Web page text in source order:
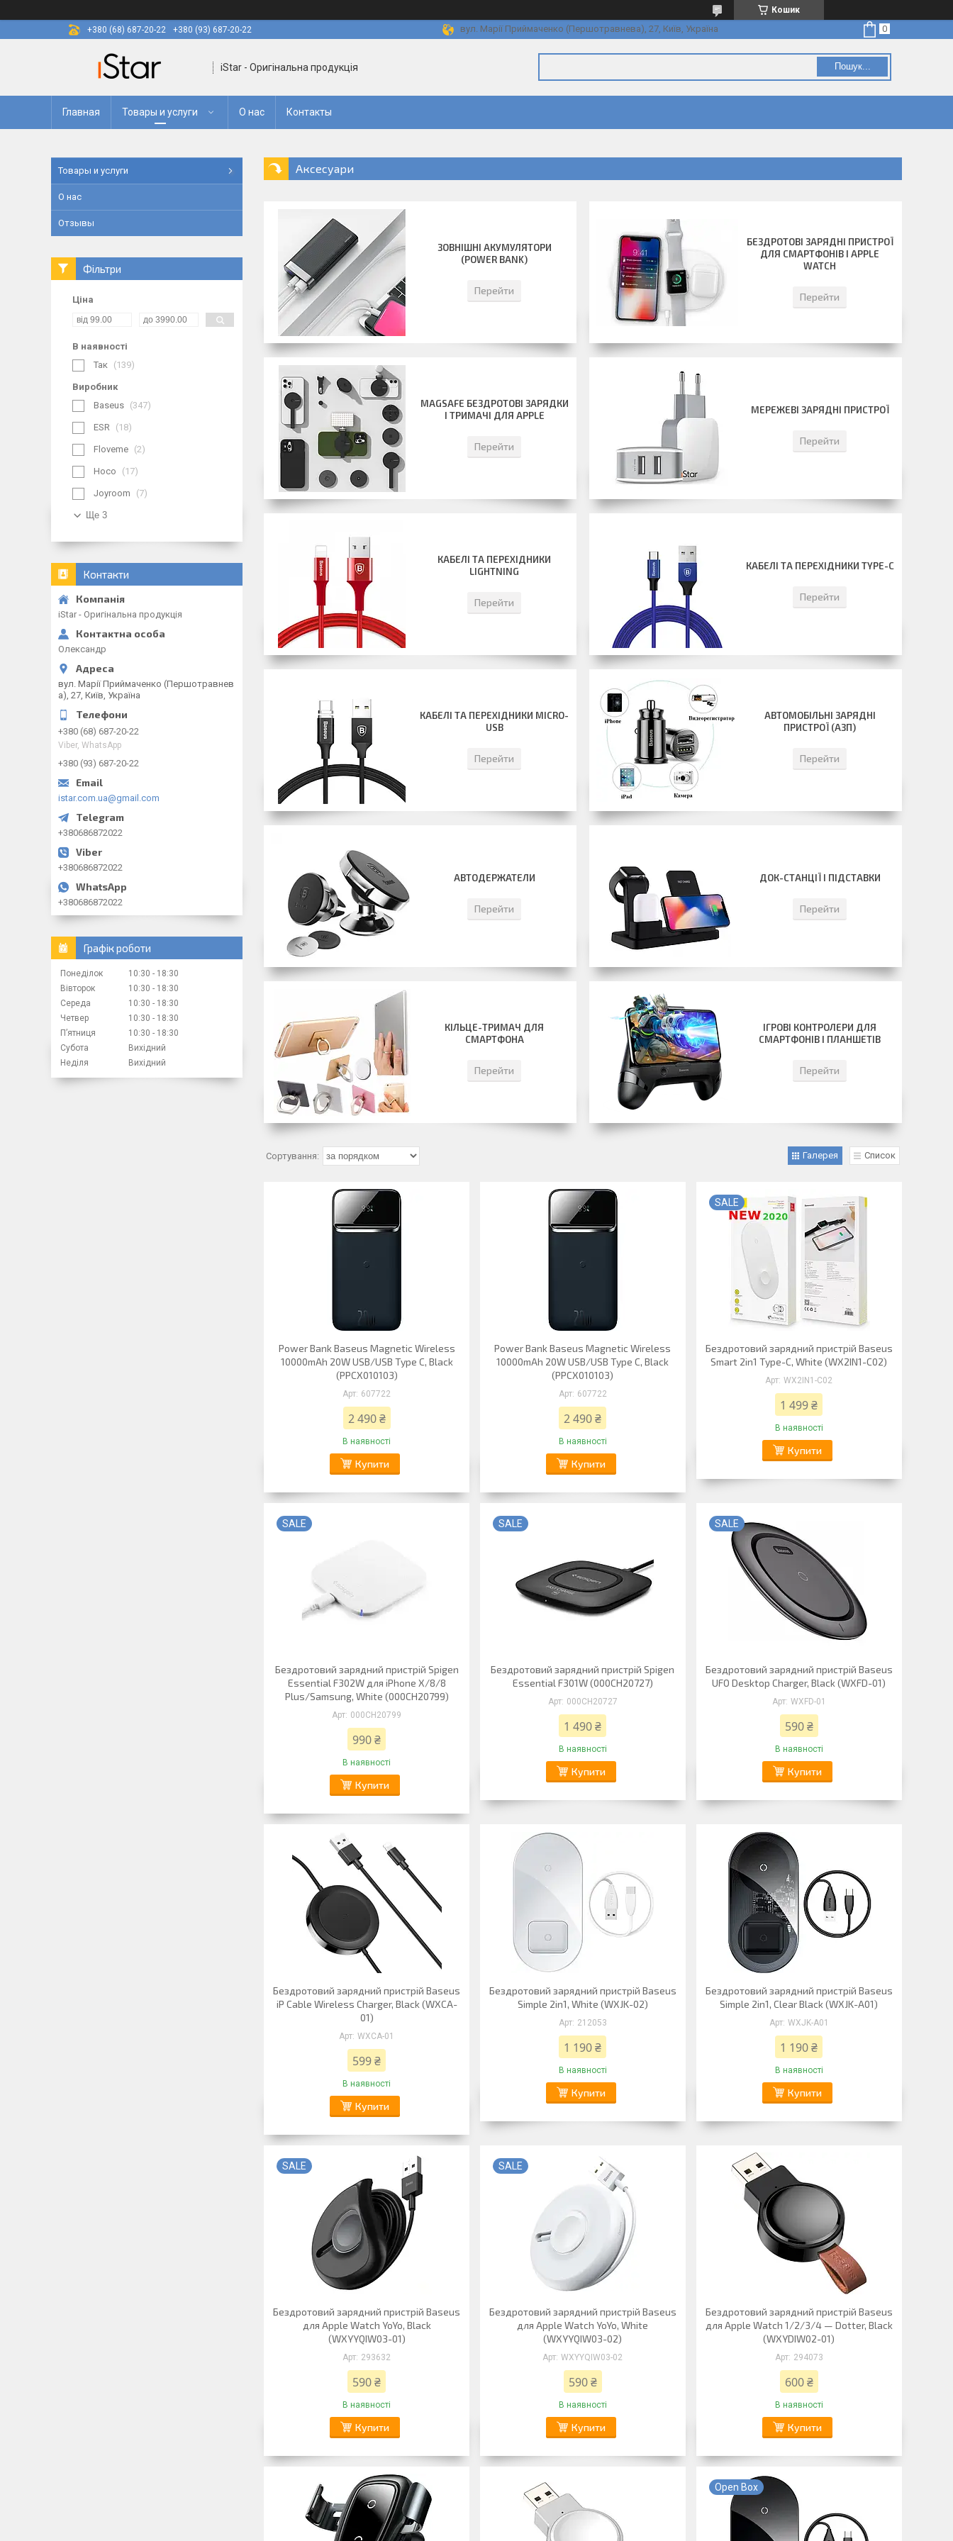
Кошик
+380 (68) 687-20-22
+380 (93) 687-20-22 вул. Марії Приймаченко (Першотравнева), 27, Київ, Україна
iStar - Оригінальна продукція Пошук...
Главная Товары и услуги О нас Контакты
Аксесуари
ЗОВНІШНІ АКУМУЛЯТОРИ
(POWER BANK)
Перейти
БЕЗДРОТОВІ ЗАРЯДНІ ПРИСТРОЇ
ДЛЯ СМАРТФОНІВ І APPLE
WATCH
Перейти
MAGSAFE БЕЗДРОТОВІ ЗАРЯДКИ
І ТРИМАЧІ ДЛЯ APPLE
Перейти
МЕРЕЖЕВІ ЗАРЯДНІ ПРИСТРОЇ
Перейти
КАБЕЛІ ТА ПЕРЕХІДНИКИ
LIGHTNING
Перейти
КАБЕЛІ ТА ПЕРЕХІДНИКИ TYPE-C
Перейти
КАБЕЛІ ТА ПЕРЕХІДНИКИ MICRO-
USB
Перейти
АВТОМОБІЛЬНІ ЗАРЯДНІ
ПРИСТРОЇ (АЗП)
Перейти
АВТОДЕРЖАТЕЛИ
Перейти
ДОК-СТАНЦІЇ І ПІДСТАВКИ
Перейти
КІЛЬЦЕ-ТРИМАЧ ДЛЯ
СМАРТФОНА
Перейти
ІГРОВІ КОНТРОЛЕРИ ДЛЯ
СМАРТФОНІВ І ПЛАНШЕТІВ
Перейти
Галерея Список
Power Bank Baseus Magnetic Wireless
10000mAh 20W USB/USB Type C, Black
(PPCX010103)
607722
2 490 ₴
В наявності
Купити
Power Bank Baseus Magnetic Wireless
10000mAh 20W USB/USB Type C, Black
(PPCX010103)
607722
2 490 ₴
В наявності
Купити
SALE
Бездротовий зарядний пристрій Baseus
Smart 2in1 Type-C, White (WX2IN1-C02)
WX2IN1-C02
1 499 ₴
В наявності
Купити
SALE
Бездротовий зарядний пристрій Spigen
Essential F302W для iPhone X/8/8
Plus/Samsung, White (000CH20799)
000CH20799
990 ₴
В наявності
Купити
SALE
Бездротовий зарядний пристрій Spigen
Essential F301W (000CH20727)
000CH20727
1 490 ₴
В наявності
Купити
SALE
Бездротовий зарядний пристрій Baseus
UFO Desktop Charger, Black (WXFD-01)
WXFD-01
590 ₴
В наявності
Купити
Бездротовий зарядний пристрій Baseus
iP Cable Wireless Charger, Black (WXCA-
01)
WXCA-01
599 ₴
В наявності
Купити
Бездротовий зарядний пристрій Baseus
Simple 2in1, White (WXJK-02)
212053
1 190 ₴
В наявності
Купити
Бездротовий зарядний пристрій Baseus
Simple 2in1, Clear Black (WXJK-A01)
WXJK-A01
1 190 ₴
В наявності
Купити
SALE
Бездротовий зарядний пристрій Baseus
для Apple Watch YoYo, Black
(WXYYQIW03-01)
293632
590 ₴
В наявності
Купити
SALE
Бездротовий зарядний пристрій Baseus
для Apple Watch YoYo, White
(WXYYQIW03-02)
WXYYQIW03-02
590 ₴
В наявності
Купити
Бездротовий зарядний пристрій Baseus
для Apple Watch 1/2/3/4 — Dotter, Black
(WXYDIW02-01)
294073
600 ₴
В наявності
Купити
Open Box
Товары и услуги
О нас
Отзывы
Фільтри
Ціна
В наявності
Так
139
Виробник
Baseus
347
ESR 18
Floveme 2
Hoco 17
Joyroom 7
Ще 3
Контакти
iStar - Оригінальна продукція
Олександр
вул. Марії Приймаченко (Першотравнев
а), 27, Київ, Україна
+380 (68) 687-20-22
Viber, WhatsApp
+380 (93) 687-20-22
istar.com.ua@gmail.com
+380686872022
+380686872022
+380686872022
Графік роботи
Понеділок 10:30
18:30
Вівторок
10:30
18:30
Середа
10:30
18:30
Четвер
10:30
18:30
Пʼятниця
10:30
18:30
Субота
Вихідний
Неділя
Вихідний